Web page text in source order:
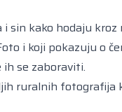
kako hodaju
i koji pokazuju o
se zaboraviti.
ruralnih fotografija